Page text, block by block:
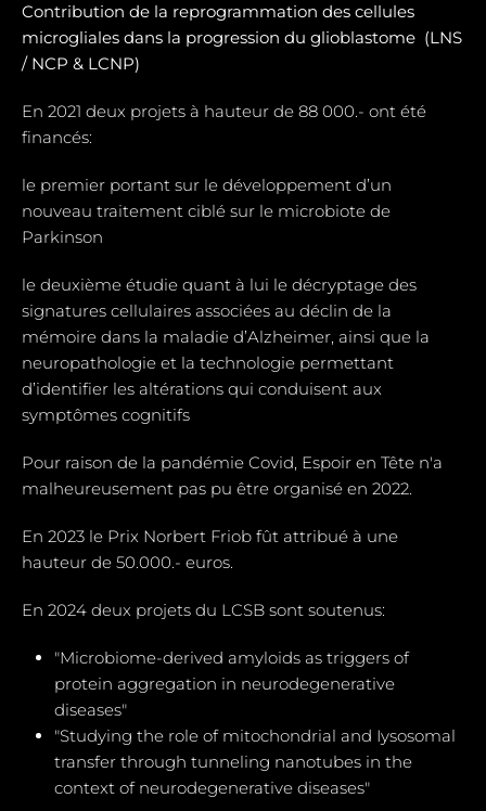
Contribution de la reprogrammation des cellules
microgliales dans la progression du glioblastome (LNS
/ NCP & LCNP)
En 2021 deux projets à hauteur de 88 000.- ont été
financés:
le premier portant sur le développement d’un
nouveau traitement ciblé sur le microbiote de
Parkinson
le deuxième étudie quant à lui le décryptage des
signatures cellulaires associées au déclin de la
mémoire dans la maladie d’Alzheimer, ainsi que la
neuropathologie et la technologie permettant
d’identifier les altérations qui conduisent aux
symptômes cognitifs
Pour raison de la pandémie Covid, Espoir en Tête n'a
malheureusement pas pu être organisé en 2022.
En 2023 le Prix Norbert Friob fût attribué à une
hauteur de 50.000.- euros.
En 2024 deux projets du LCSB sont soutenus:
"Microbiome-derived amyloids as triggers of
protein aggregation in neurodegenerative
diseases"
"Studying the role of mitochondrial and Iysosomal
transfer through tunneling nanotubes in the
context of neurodegenerative diseases"